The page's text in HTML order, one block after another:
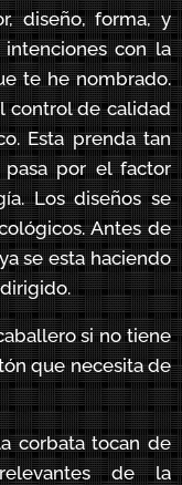
diseño, forma, y
con la
te he nombrado.
control de calidad
Esta prenda tan
pasa por el factor
Los diseños se
Antes de
se esta haciendo
si no tiene
que necesita de
corbata tocan de
de la